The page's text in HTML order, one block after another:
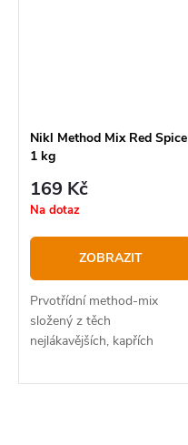
Nikl Method Mix Red Spice
1 kg
169 Kč
Na dotaz
ZOBRAZIT
Prvotřídní method-mix
složený z těch
nejlákavějších, kapřích
obsahu koření a dalších